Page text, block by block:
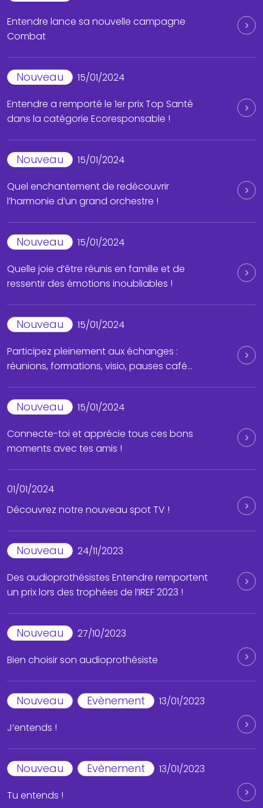
Entendre lance sa nouvelle campagne
Combat
Nouveau
15/01/2024
Entendre a remporté le 1er prix Top Santé
dans la catégorie Ecoresponsable !
Nouveau
15/01/2024
Quel enchantement de redécouvrir
l’harmonie d’un grand orchestre !
Nouveau
15/01/2024
Quelle joie d’être réunis en famille et de
ressentir des émotions inoubliables !
Nouveau
15/01/2024
Participez pleinement aux échanges :
réunions, formations, visio, pauses café…
Nouveau
15/01/2024
Connecte-toi et apprécie tous ces bons
moments avec tes amis !
01/01/2024
Découvrez notre nouveau spot TV !
Nouveau
24/11/2023
Des audioprothésistes Entendre remportent
un prix lors des trophées de l’IREF 2023 !
Nouveau
27/10/2023
Bien choisir son audioprothésiste
Nouveau Evènement
13/01/2023
J’entends !
Nouveau Evènement
13/01/2023
Tu entends !